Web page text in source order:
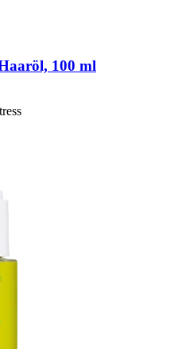
100 ml